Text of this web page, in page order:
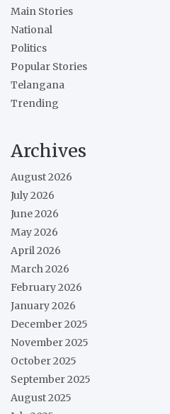
Main Stories
National
Politics
Popular Stories
Telangana
Trending
Archives
August 2026
July 2026
June 2026
May 2026
April 2026
March 2026
February 2026
January 2026
December 2025
November 2025
October 2025
September 2025
August 2025